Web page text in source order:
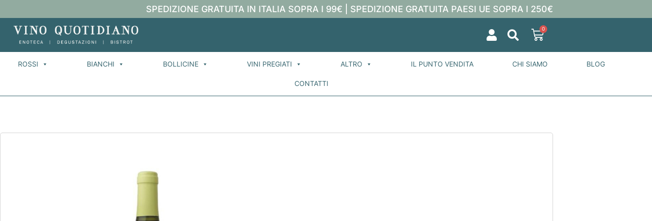
SPEDIZIONE GRATUITA IN ITALIA SOPRA I 99€ | SPEDIZIONE GRATUITA PAESI UE SOPRA I 250€
0
ROSSI BIANCHI BOLLICINE VINI PREGIATI ALTRO IL PUNTO VENDITA CHI SIAMO BLOG
CONTATTI